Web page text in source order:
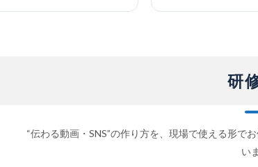
研
“伝わる動画・SNS”の作り方を、現場で使える形で
い